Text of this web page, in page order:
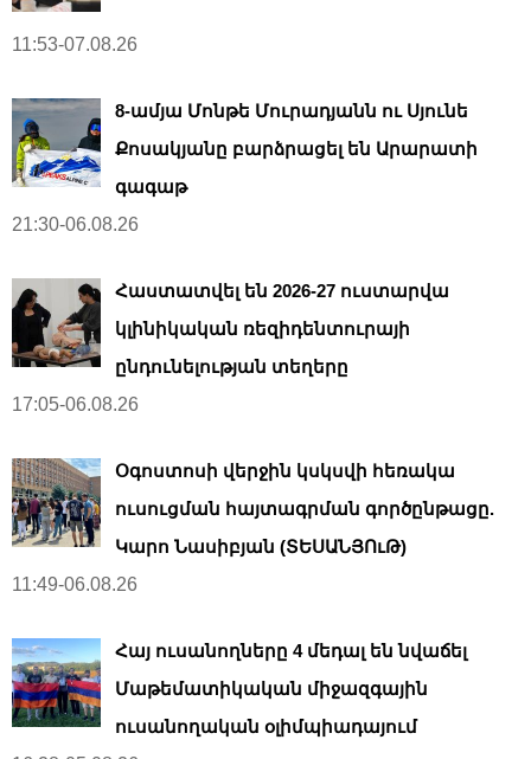
11:53-07.08.26
8-ամյա Մոնթե Մուրադյանն ու Սյունե
Քոսակյանը բարձրացել են Արարատի
գագաթ
21:30-06.08.26
Հաստատվել են 2026-27 ուստարվա
կլինիկական ռեզիդենտուրայի
ընդունելության տեղերը
17:05-06.08.26
Օգոստոսի վերջին կսկսվի հեռակա
ուսուցման հայտագրման գործընթացը.
Կարո Նասիբյան (ՏԵՍԱՆՅՈւԹ)
11:49-06.08.26
Հայ ուսանողները 4 մեդալ են նվաճել
Մաթեմատիկական միջազգային
ուսանողական օլիմպիադայում